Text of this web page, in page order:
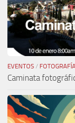
EVENTOS / FOTOGRAFÍA
Caminata